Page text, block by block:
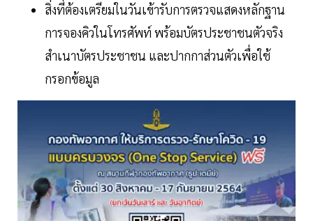
สิ่งที่ต้องเตรียมในวันเข้ารับการตรวจแสดงหลักฐาน
การจองคิวในโทรศัพท์ พร้อมบัตรประชาชนตัวจริง
สำเนาบัตรประชาชน และปากกาส่วนตัวเพื่อใช้
กรอกข้อมูล